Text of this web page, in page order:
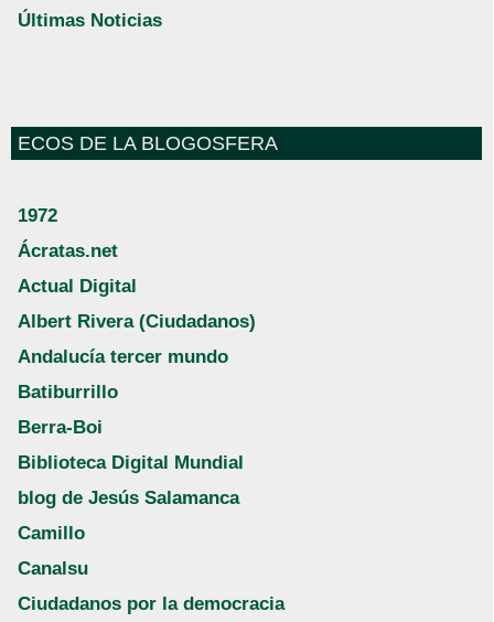
Últimas Noticias
ECOS DE LA BLOGOSFERA
1972
Ácratas.net
Actual Digital
Albert Rivera (Ciudadanos)
Andalucía tercer mundo
Batiburrillo
Berra-Boi
Biblioteca Digital Mundial
blog de Jesús Salamanca
Camillo
Canalsu
Ciudadanos por la democracia